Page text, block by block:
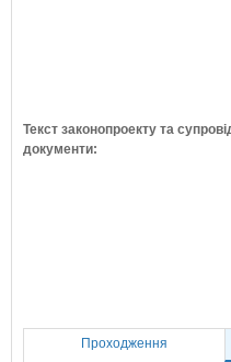
Текст законопроекту та
документи:
Проходження